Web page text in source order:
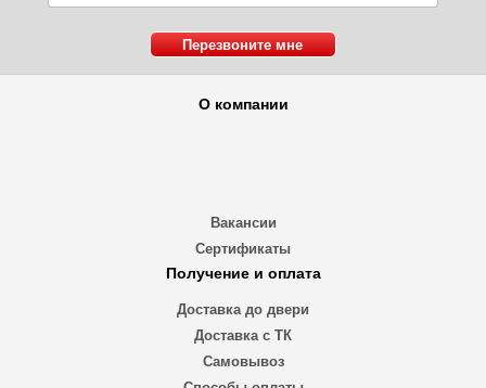
О компании
Вакансии
Сертификаты
Получение и оплата
Доставка до двери
Доставка с ТК
Самовывоз